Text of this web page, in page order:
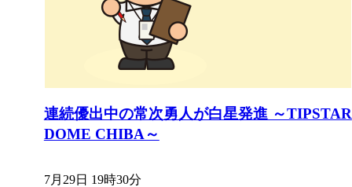
連続優出中の常次勇人が白星発進 ～TIPSTAR
DOME CHIBA～
7月29日 19時30分